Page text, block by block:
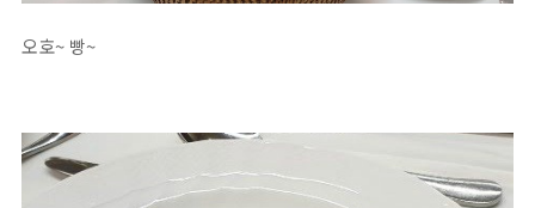
오호~ 빵~